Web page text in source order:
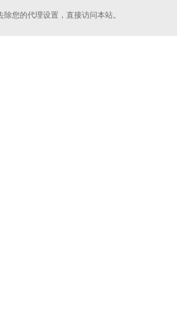
您的代理设置，直接访问本站。